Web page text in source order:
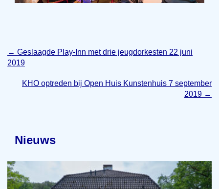
← Geslaagde Play-Inn met drie jeugdorkesten 22 juni
2019
KHO optreden bij Open Huis Kunstenhuis 7 september
2019 →
Nieuws